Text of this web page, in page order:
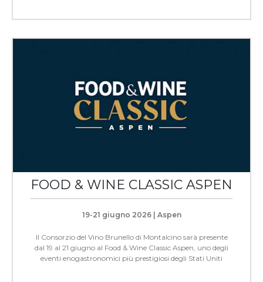
FOOD & WINE CLASSIC ASPEN
19-21 giugno 2026 | Aspen
Il Consorzio del Vino Brunello di Montalcino sarà presente
dal 19 al 21 giugno al Food & Wine Classic Aspen, uno degli
eventi enogastronomici più prestigiosi degli Stati Uniti